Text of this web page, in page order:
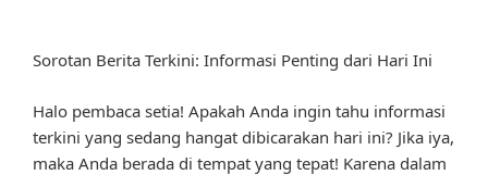
Sorotan Berita Terkini: Informasi Penting dari Hari Ini
Halo pembaca setia! Apakah Anda ingin tahu informasi
terkini yang sedang hangat dibicarakan hari ini? Jika iya,
maka Anda berada di tempat yang tepat! Karena dalam